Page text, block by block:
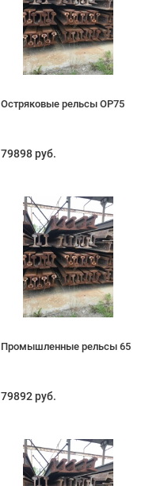
Остряковые рельсы ОР75
79898 руб.
Промышленные рельсы 65
79892 руб.